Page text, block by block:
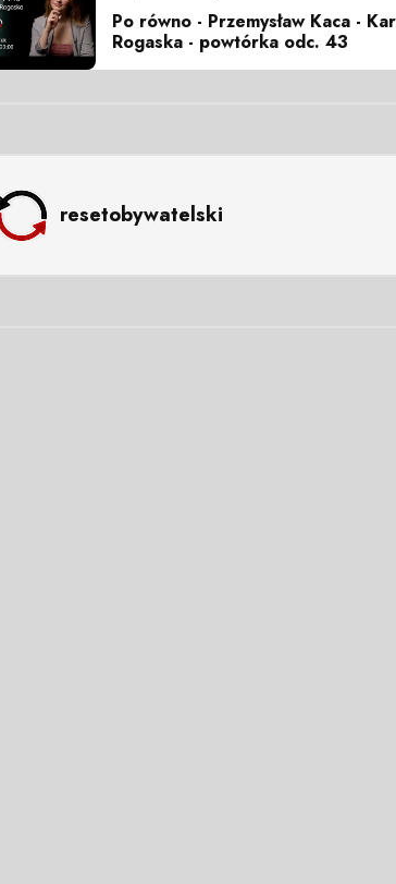
Po równo - Przemysław Kaca -
Rogaska - powtórka odc. 43
resetobywatelski